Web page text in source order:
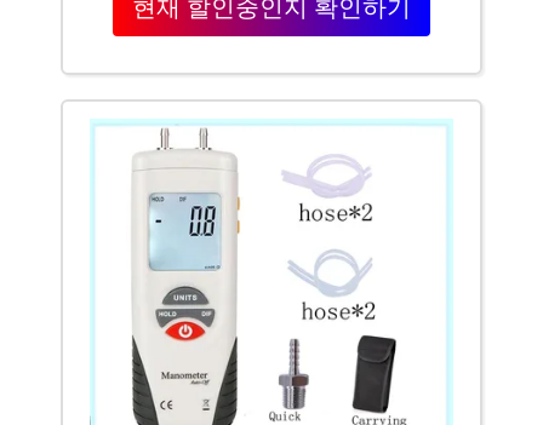
현재 할인중인지 확인하기